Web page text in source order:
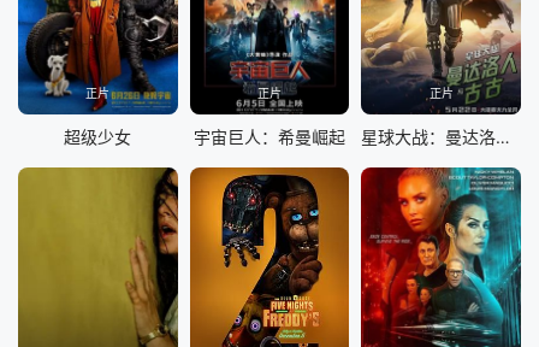
正片
超级少女
正片
宇宙巨人：希曼崛起
正片
星球大战：曼达洛人与古古